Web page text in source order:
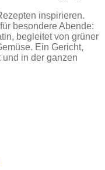
inspirieren.
besondere Abende:
begleitet von grüner
Ein Gericht,
in der ganzen